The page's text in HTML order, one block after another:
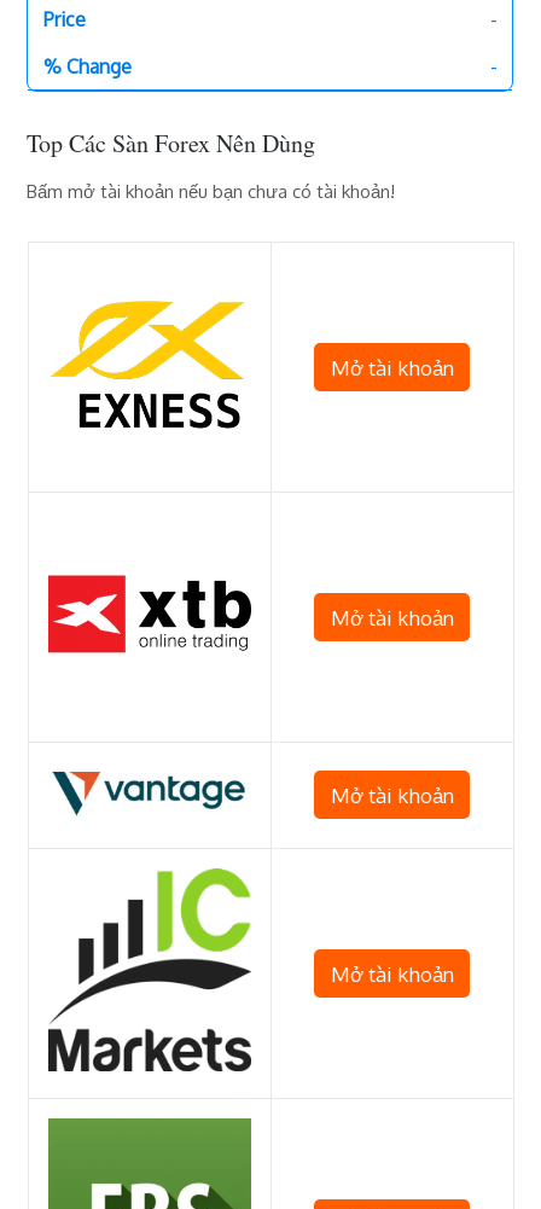
-
-
Top Các Sàn Forex Nên Dùng
Bấm mở tài khoản nếu bạn chưa có tài khoản!
Mở tài khoản
Mở tài khoản
Mở tài khoản
Mở tài khoản